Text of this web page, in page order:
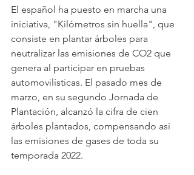
El español ha puesto en marcha una
iniciativa, "Kilómetros sin huella", que
consiste en plantar árboles para
neutralizar las emisiones de CO2 que
genera al participar en pruebas
automovilísticas. El pasado mes de
marzo, en su segundo Jornada de
Plantación, alcanzó la cifra de cien
árboles plantados, compensando así
las emisiones de gases de toda su
temporada 2022.